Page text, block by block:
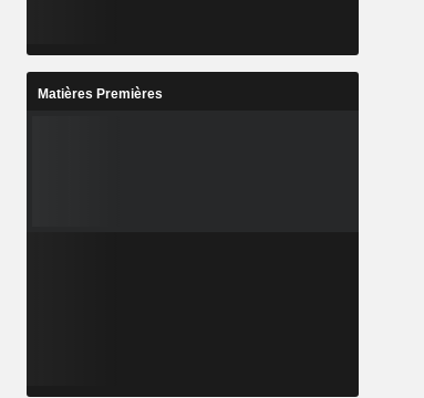
Matières Premières